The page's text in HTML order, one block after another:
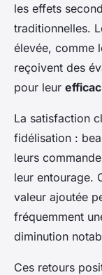
les effets
traditionnelles.
élevée, comme
reçoivent des
pour leur
La satisfaction
fidélisation :
leurs
leur entourage.
valeur ajoutée
fréquemment
diminution
Ces retours